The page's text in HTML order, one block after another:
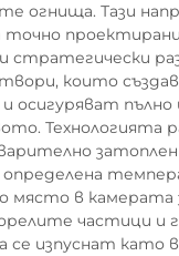
огнища. Тази
точно
стратегически
които
и осигуряват
Технологията
определена
място в камерата
частици и
се изпуснат като